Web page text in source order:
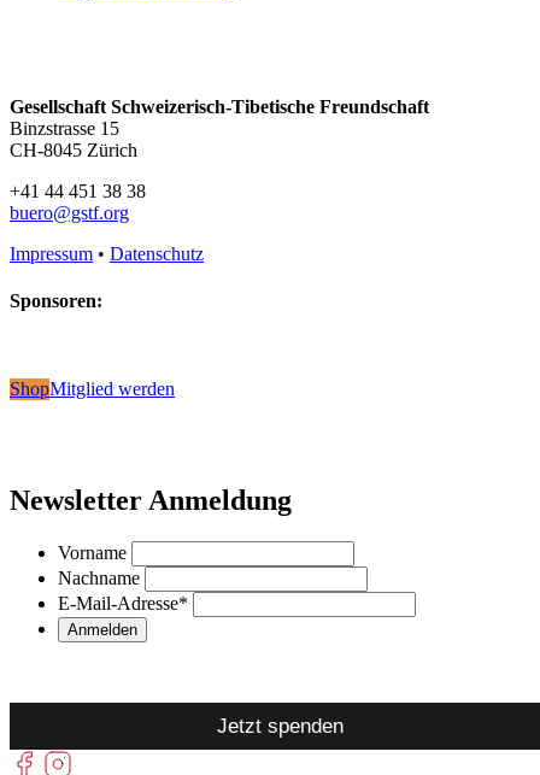
Gesellschaft Schweizerisch-Tibetische Freundschaft
Binzstrasse 15
CH-8045 Zürich
+41 44 451 38 38
buero@gstf.org
Impressum • Datenschutz
Sponsoren:
ShopMitglied werden
Newsletter Anmeldung
Vorname
Nachname
E-Mail-Adresse*
Jetzt spenden